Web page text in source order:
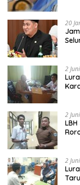
20
2
2
2